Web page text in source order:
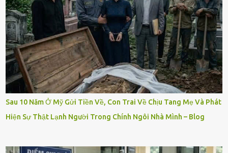
Sau 10 Năm Ở Mỹ Gửi Tiền Về, Con Trai Về Chịu Tang Mẹ Và Phát
Hiện Sự Thật Lạnh Người Trong Chính Ngôi Nhà Mình – Blog